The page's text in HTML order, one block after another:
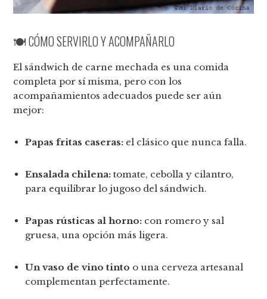
🍽️ CÓMO SERVIRLO Y ACOMPAÑARLO
El sándwich de carne mechada es una comida
completa por sí misma, pero con los
acompañamientos adecuados puede ser aún
mejor:
Papas fritas caseras: el clásico que nunca falla.
Ensalada chilena: tomate, cebolla y cilantro,
para equilibrar lo jugoso del sándwich.
Papas rústicas al horno: con romero y sal
gruesa, una opción más ligera.
Un vaso de vino tinto o una cerveza artesanal
complementan perfectamente.